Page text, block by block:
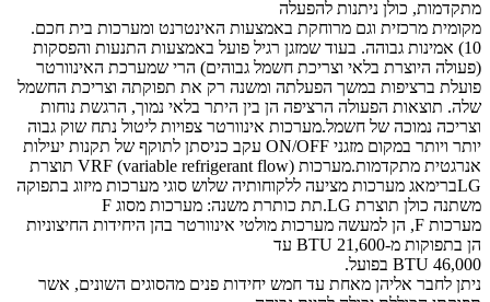
מתקדמות, כולן ניתנות להפעלה
מקומית מרכזית וגם מרוחקת באמצעות האינטרנט ומערכות בית חכם.
10) אמינות גבוהה. בעוד שמזגן רגיל פועל באמצעות התנעות והפסקות
(פעולה היוצרת בלאי וצריכת חשמל גבוהים) הרי שמערכת האינוורטר
פועלת ברציפות במשך הפעלתה ומשנה רק את תפוקתה וצריכת החשמל
שלה. תוצאות הפעולה הרציפה הן בין היתר בלאי נמוך, הרגשת נוחות
וצריכה נמוכה של חשמל.מערכות אינוורטר צפויות ליטול נתח שוק גבוה
יותר ויותר במקום מזגני ON/OFF עקב כניסתן לתוקף של תקנות יעילות
אנרגטית מתקדמות.מערכות VRF (variable refrigerant flow) תוצרת
LGברימאג מערכות מציעה ללקוחותיה שלוש סוגי מערכות מיזוג בתפוקה
משתנה כולן תוצרת LG.תת כותרת משנה: מערכות מסוג F
מערכות F, הן למעשה מערכות מולטי אינוורטר בהן היחידות החיצוניות
הן בתפוקות מ-21,600 BTU עד
46,000 BTU בפועל.
ניתן לחבר אליהן מאחת עד חמש יחידות פנים מהסוגים השונים, אשר